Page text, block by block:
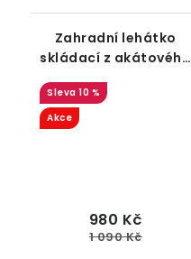
Zahradní lehátko
skládací z akátového
dřeva antracitové
10 %
Akce
980 Kč
1 090 Kč